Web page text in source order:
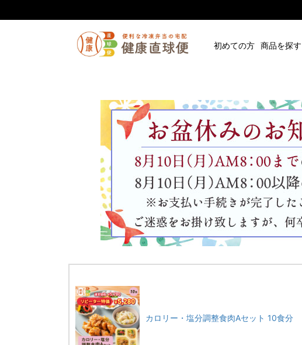
初めての方 商品を探す
カロリー・塩分調整食肉Aセット 10食分